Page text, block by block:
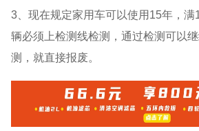
3、现在规定家用车可以使用15年，
辆必须上检测线检测，通过检测可以
测，就直接报废。